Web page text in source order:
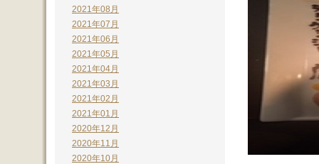
2021年08月
2021年07月
2021年06月
2021年05月
2021年04月
2021年03月
2021年02月
2021年01月
2020年12月
2020年11月
2020年10月